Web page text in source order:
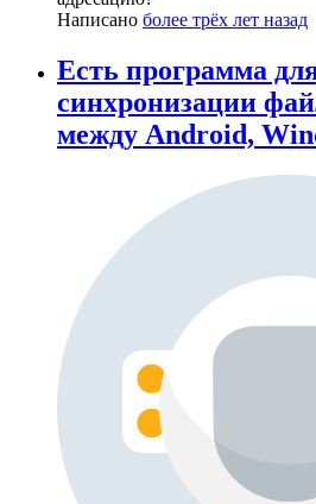
Написано более трёх лет назад
Есть программа
синхронизации
между Android,